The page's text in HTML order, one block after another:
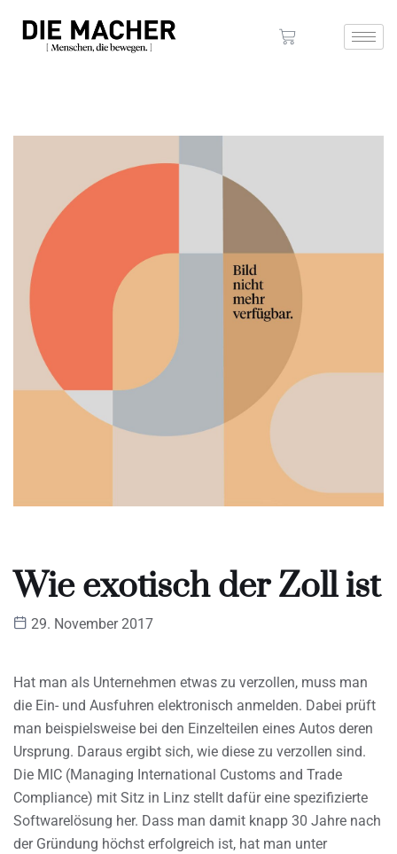
Wie exotisch der Zoll ist
29. November 2017
Hat man als Unternehmen etwas zu verzollen, muss man
die Ein- und Ausfuhren elektronisch anmelden. Dabei prüft
man beispielsweise bei den Einzelteilen eines Autos deren
Ursprung. Daraus ergibt sich, wie diese zu verzollen sind.
Die MIC (Managing International Customs and Trade
Compliance) mit Sitz in Linz stellt dafür eine spezifizierte
Softwarelösung her. Dass man damit knapp 30 Jahre nach
der Gründung höchst erfolgreich ist, hat man unter